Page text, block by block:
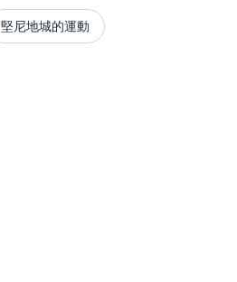
堅尼地城的運動